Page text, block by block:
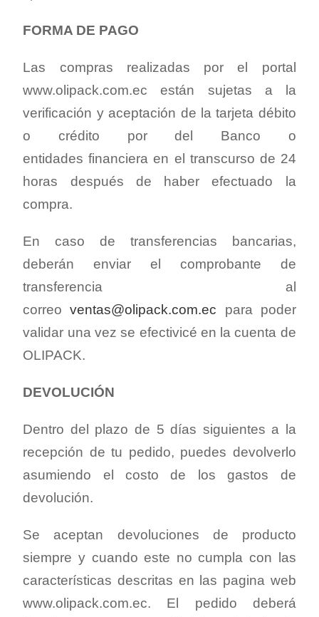
FORMA DE PAGO
Las compras realizadas por el portal
www.olipack.com.ec están sujetas a la
verificación y aceptación de la tarjeta débito
o crédito por del Banco o
entidades financiera en el transcurso de 24
horas después de haber efectuado la
compra.
En caso de transferencias bancarias,
deberán enviar el comprobante de
transferencia al
correoventas@olipack.com.ec para poder
validar una vez se efectivicé en la cuenta de
OLIPACK.
DEVOLUCIÓN
Dentro del plazo de 5 días siguientes a la
recepción de tu pedido, puedes devolverlo
asumiendo el costo de los gastos de
devolución.
Se aceptan devoluciones de producto
siempre y cuando este no cumpla con las
características descritas en las pagina web
www.olipack.com.ec. El pedido deberá